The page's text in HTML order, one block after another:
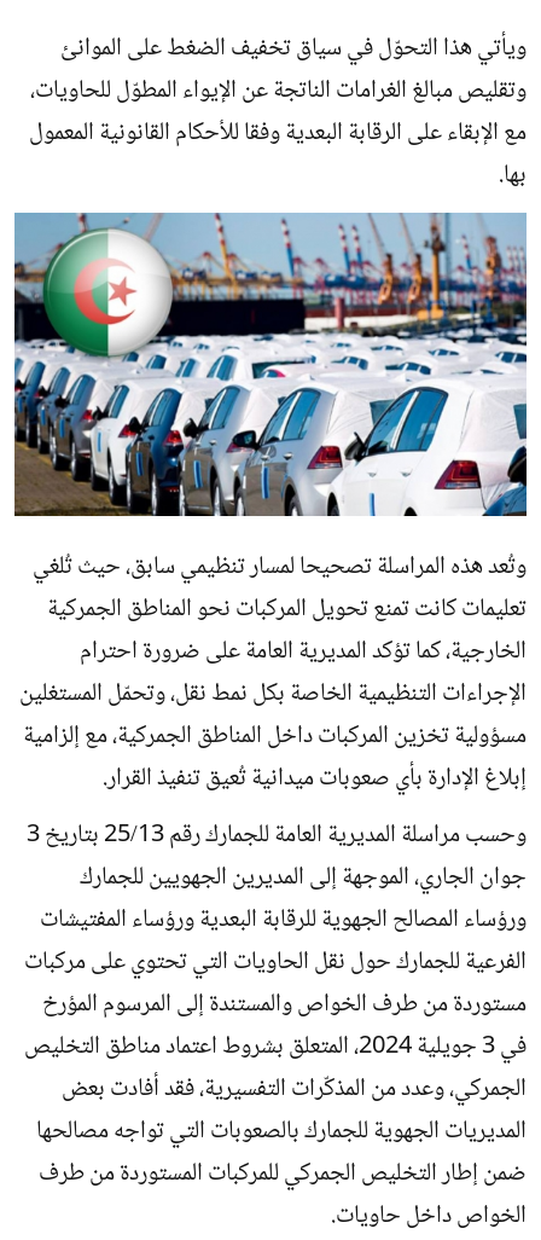
ويأتي هذا التحوّل في سياق تخفيف الضغط على الموانئ
وتقليص مبالغ الغرامات الناتجة عن الإيواء المطوّل للحاويات،
مع الإبقاء على الرقابة البعدية وفقا للأحكام القانونية المعمول
بها.
وتُعد هذه المراسلة تصحيحا لمسار تنظيمي سابق، حيث تُلغي
تعليمات كانت تمنع تحويل المركبات نحو المناطق الجمركية
الخارجية، كما تؤكد المديرية العامة على ضرورة احترام
الإجراءات التنظيمية الخاصة بكل نمط نقل، وتحمّل المستغلين
مسؤولية تخزين المركبات داخل المناطق الجمركية، مع إلزامية
إبلاغ الإدارة بأي صعوبات ميدانية تُعيق تنفيذ القرار.
وحسب مراسلة المديرية العامة للجمارك رقم 25/13 بتاريخ 3
جوان الجاري، الموجهة إلى المديرين الجهويين للجمارك
ورؤساء المصالح الجهوية للرقابة البعدية ورؤساء المفتيشات
الفرعية للجمارك حول نقل الحاويات التي تحتوي على مركبات
مستوردة من طرف الخواص والمستندة إلى المرسوم المؤرخ
في 3 جويلية 2024، المتعلق بشروط اعتماد مناطق التخليص
الجمركي، وعدد من المذكّرات التفسيرية، فقد أفادت بعض
المديريات الجهوية للجمارك بالصعوبات التي تواجه مصالحها
ضمن إطار التخليص الجمركي للمركبات المستوردة من طرف
الخواص داخل حاويات.